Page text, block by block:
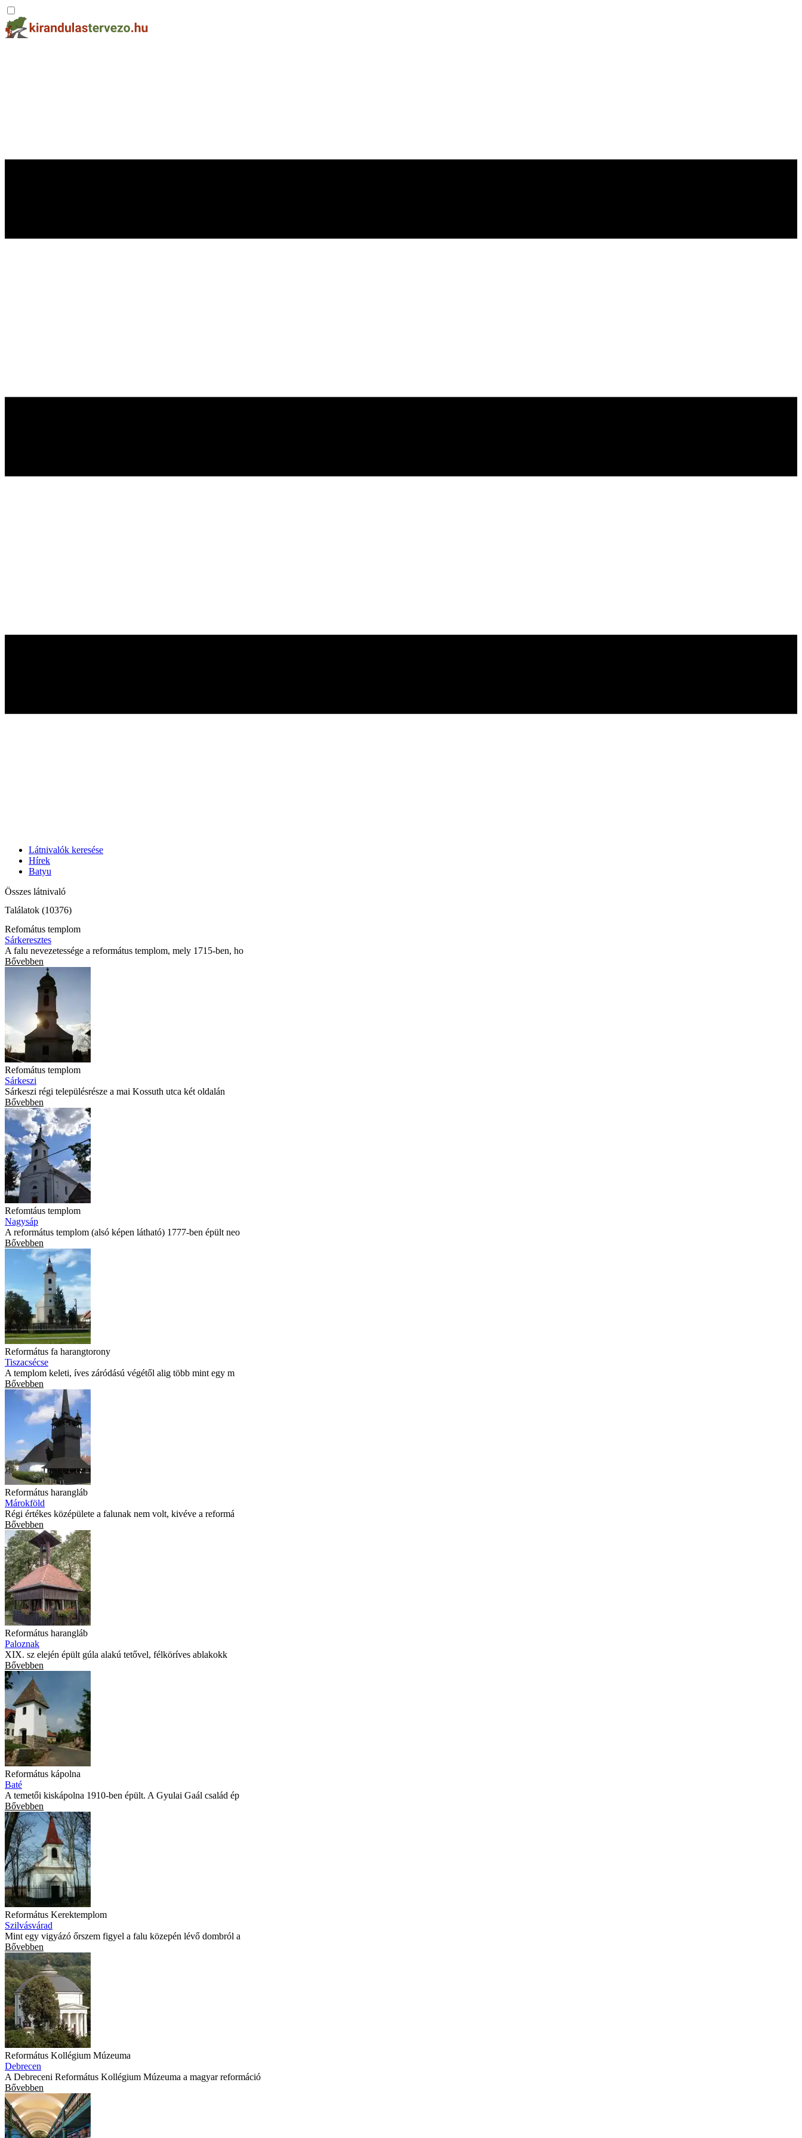
Látnivalók keresése
Hírek
Batyu
Összes látnivaló
Találatok (10376)
Refomátus templom
Sárkeresztes
A falu nevezetessége a református templom, mely 1715-ben, ho
Bővebben
Refomátus templom
Sárkeszi
Sárkeszi régi településrésze a mai Kossuth utca két oldalán
Bővebben
Refomtáus templom
Nagysáp
A református templom (alsó képen látható) 1777-ben épült neo
Bővebben
Református fa harangtorony
Tiszacsécse
A templom keleti, íves záródású végétől alig több mint egy m
Bővebben
Református harangláb
Márokföld
Régi értékes középülete a falunak nem volt, kivéve a reformá
Bővebben
Református harangláb
Paloznak
XIX. sz elején épült gúla alakú tetővel, félköríves ablakokk
Bővebben
Református kápolna
Baté
A temetői kiskápolna 1910-ben épült. A Gyulai Gaál család ép
Bővebben
Református Kerektemplom
Szilvásvárad
Mint egy vigyázó őrszem figyel a falu közepén lévő dombról a
Bővebben
Református Kollégium Múzeuma
Debrecen
A Debreceni Református Kollégium Múzeuma a magyar reformáció
Bővebben